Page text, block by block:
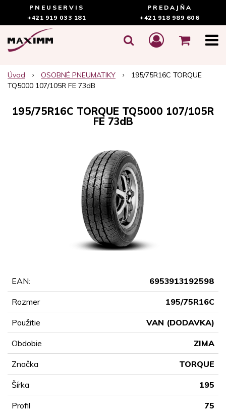
PNEUSERVIS
+421 919 033 181
PREDAJŇA
+421 918 989 606
Úvod OSOBNÉ PNEUMATIKY
195/75R16C TORQUE
TQ5000 107/105R FE 73dB
195/75R16C TORQUE TQ5000 107/105R
FE 73dB
EAN: 6953913192598
Rozmer 195/75R16C
Použitie VAN (DODAVKA)
Obdobie ZIMA
Značka TORQUE
Šírka 195
Profil 75